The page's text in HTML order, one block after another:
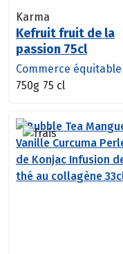
Karma
Kefruit fruit de la
passion 75cl
Commerce équitable
750g 75 cl